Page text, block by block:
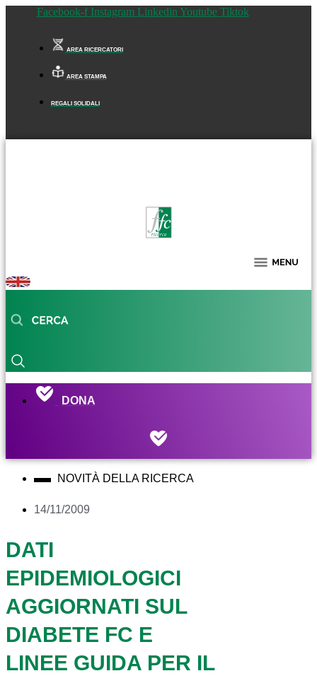
Facebook-f Instagram Linkedin Youtube Tiktok
AREA RICERCATORI
AREA STAMPA
REGALI SOLIDALI
DONA
NOVITÀ DELLA RICERCA
14/11/2009
DATI
EPIDEMIOLOGICI
AGGIORNATI SUL
DIABETE FC E
LINEE GUIDA PER IL